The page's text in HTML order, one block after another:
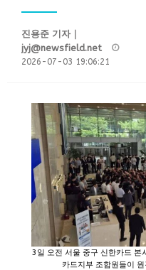
진용준 기자｜
jyj@newsfield.net
2026-07-03 19:06:21
3일 오전 서울 중구 신한카드 본
카드지부 조합원들이